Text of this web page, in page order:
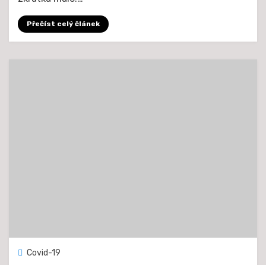
Přečíst celý článek
Zveřejněno
21. 4. 2021
Covid-19